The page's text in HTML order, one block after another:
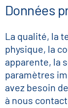
Données
La qualité, la
physique, la
apparente, la
paramètres
avez besoin
à nous